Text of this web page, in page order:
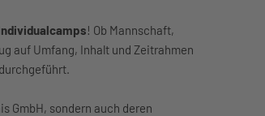
! Ob Mannschaft,
auf Umfang, Inhalt und Zeitrahmen
GmbH, sondern auch deren